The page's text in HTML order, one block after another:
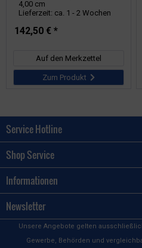
4,00 cm
Lieferzeit: ca. 1 - 2 Wochen
142,50 € *
Auf den Merkzettel
Zum Produkt
Service Hotline
Shop Service
Informationen
Newsletter
Unsere Angebote gelten
Gewerbe, Behörden und